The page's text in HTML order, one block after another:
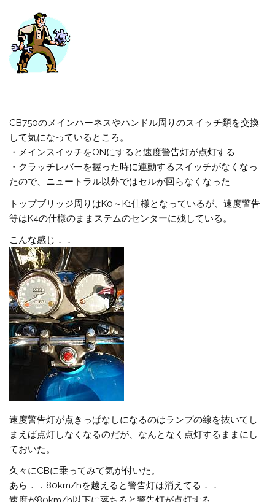
CB750のメインハーネスやハンドル周りのスイッチ類を交換
して気になっているところ。
・メインスイッチをONにすると速度警告灯が点灯する
・クラッチレバーを握った時に連動するスイッチがなくなっ
たので、ニュートラル以外ではセルが回らなくなった
トップブリッジ周りはK0～K1仕様となっているが、速度警告
等はK4の仕様のままステムのセンターに残している。
こんな感じ．．
速度警告灯が点きっぱなしになるのはランプの線を抜いてし
まえば点灯しなくなるのだが、なんとなく点灯するままにし
ておいた。
久々にCBに乗ってみて気が付いた。
あら．．80km/hを越えると警告灯は消えてる．．